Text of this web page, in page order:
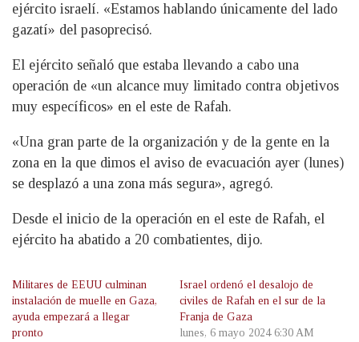
ejército israelí. «Estamos hablando únicamente del lado
gazatí» del pasoprecisó.
El ejército señaló que estaba llevando a cabo una
operación de «un alcance muy limitado contra objetivos
muy específicos» en el este de Rafah.
«Una gran parte de la organización y de la gente en la
zona en la que dimos el aviso de evacuación ayer (lunes)
se desplazó a una zona más segura», agregó.
Desde el inicio de la operación en el este de Rafah, el
ejército ha abatido a 20 combatientes, dijo.
Militares de EEUU culminan
instalación de muelle en Gaza,
ayuda empezará a llegar
pronto
Israel ordenó el desalojo de
civiles de Rafah en el sur de la
Franja de Gaza
lunes, 6 mayo 2024 6:30 AM